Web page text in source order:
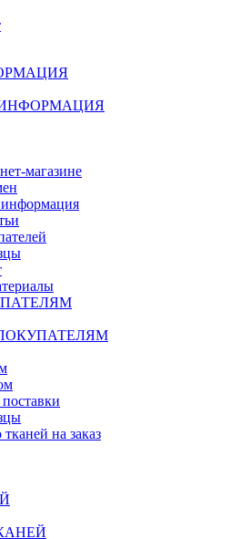
магазине
на заказ